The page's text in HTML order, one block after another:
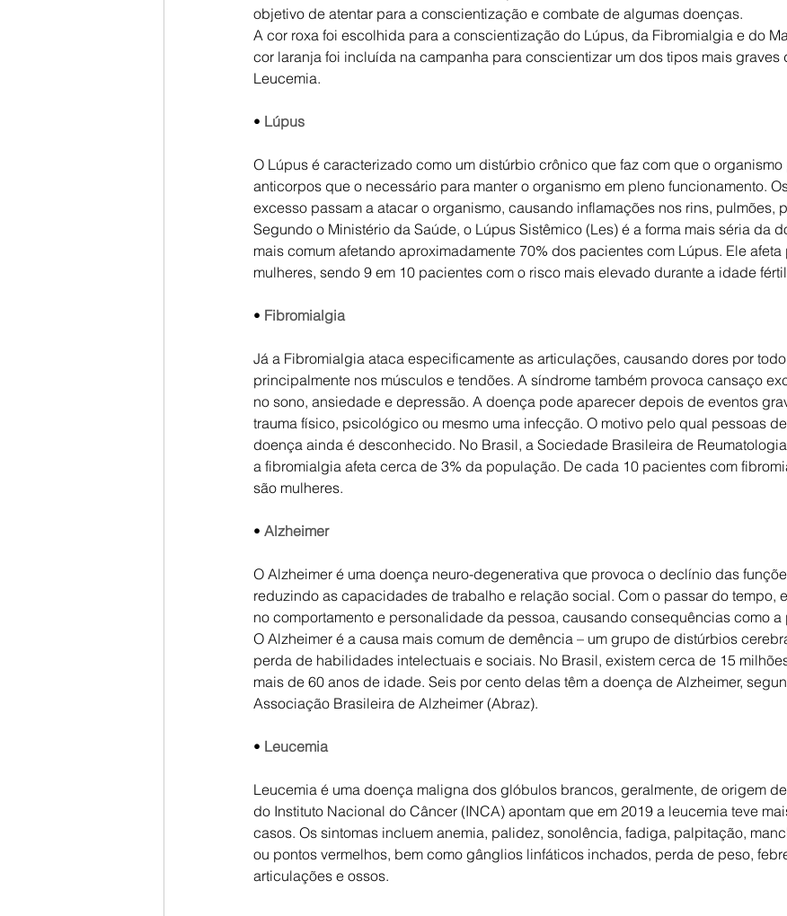
objetivo de atentar para a conscientização e combate de algumas doenças.
A cor roxa foi escolhida para a conscientização do Lúpus, da Fibromialgia e do
cor laranja foi incluída na campanha para conscientizar um dos tipos mais graves
Leucemia.
• Lúpus
O Lúpus é caracterizado como um distúrbio crônico que faz com que o
anticorpos que o necessário para manter o organismo em pleno funcionamento.
excesso passam a atacar o organismo, causando inflamações nos rins, pulmões,
Segundo o Ministério da Saúde, o Lúpus Sistêmico (Les) é a forma mais séria da
mais comum afetando aproximadamente 70% dos pacientes com Lúpus. Ele
mulheres, sendo 9 em 10 pacientes com o risco mais elevado durante a idade
• Fibromialgia
Já a Fibromialgia ataca especificamente as articulações, causando dores por
principalmente nos músculos e tendões. A síndrome também provoca cansaço
no sono, ansiedade e depressão. A doença pode aparecer depois de eventos
trauma físico, psicológico ou mesmo uma infecção. O motivo pelo qual pessoas
doença ainda é desconhecido. No Brasil, a Sociedade Brasileira de
a fibromialgia afeta cerca de 3% da população. De cada 10 pacientes com
são mulheres.
• Alzheimer
O Alzheimer é uma doença neuro-degenerativa que provoca o declínio das
reduzindo as capacidades de trabalho e relação social. Com o passar do tempo,
no comportamento e personalidade da pessoa, causando consequências como a
O Alzheimer é a causa mais comum de demência – um grupo de distúrbios
perda de habilidades intelectuais e sociais. No Brasil, existem cerca de 15
mais de 60 anos de idade. Seis por cento delas têm a doença de Alzheimer,
Associação Brasileira de Alzheimer (Abraz).
• Leucemia
Leucemia é uma doença maligna dos glóbulos brancos, geralmente, de origem
do Instituto Nacional do Câncer (INCA) apontam que em 2019 a leucemia teve
casos. Os sintomas incluem anemia, palidez, sonolência, fadiga, palpitação,
ou pontos vermelhos, bem como gânglios linfáticos inchados, perda de peso,
articulações e ossos.